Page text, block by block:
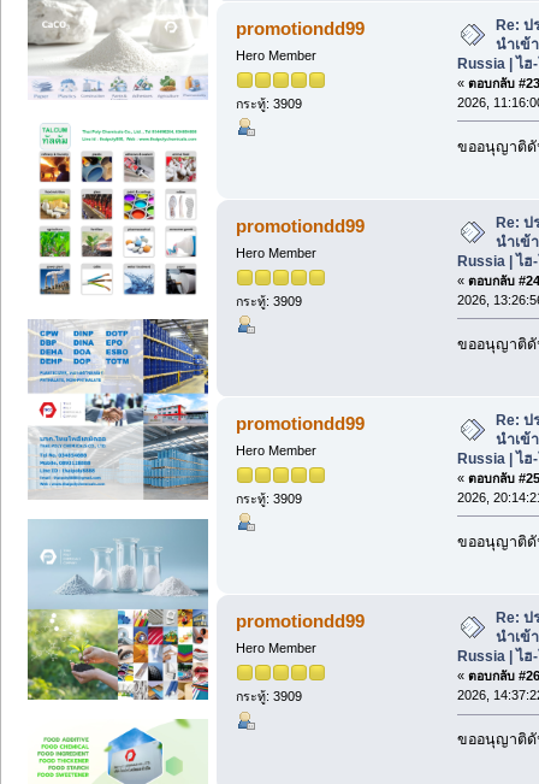
promotiondd99
Hero Member
กระทู้: 3909
Re: ป
นำเข้
Russia | ไฮ
« ตอบกลับ
2026,
ขออนุญาติ
promotiondd99
Hero Member
กระทู้: 3909
Re: ป
นำเข้
Russia | ไฮ
« ตอบกลับ
2026,
ขออนุญาติ
promotiondd99
Hero Member
กระทู้: 3909
Re: ป
นำเข้
Russia | ไฮ
« ตอบกลับ
2026,
ขออนุญาติ
promotiondd99
Hero Member
กระทู้: 3909
Re: ป
นำเข้
Russia | ไฮ
« ตอบกลับ
2026,
ขออนุญาติ